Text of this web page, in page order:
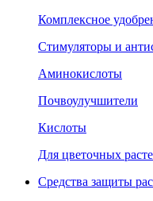
Комплексное
Стимуляторы и
Аминокислоты
Почвоулучшители
Кислоты
Для цветочных
Средства защиты